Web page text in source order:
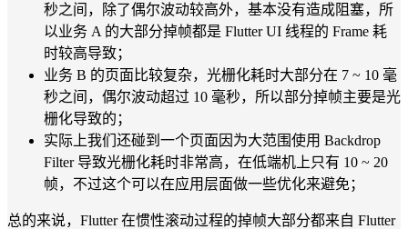
秒之间，除了偶尔波动较高外，基本没有造成阻塞，所
以业务 A 的大部分掉帧都是 Flutter UI 线程的 Frame 耗
时较高导致；
业务 B 的页面比较复杂，光栅化耗时大部分在 7 ~ 10 毫
秒之间，偶尔波动超过 10 毫秒，所以部分掉帧主要是光
栅化导致的；
实际上我们还碰到一个页面因为大范围使用 Backdrop
Filter 导致光栅化耗时非常高，在低端机上只有 10 ~ 20
帧，不过这个可以在应用层面做一些优化来避免；
总的来说，Flutter 在惯性滚动过程的掉帧大部分都来自 Flutter